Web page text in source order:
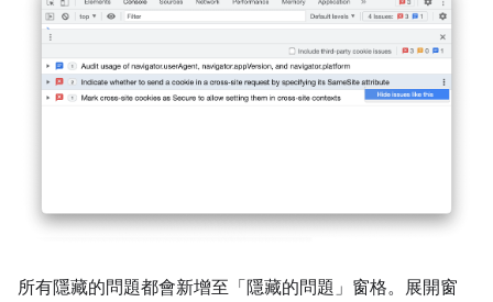
所有隱藏的問題都會新增至「隱藏的問題」 窗格。展開窗